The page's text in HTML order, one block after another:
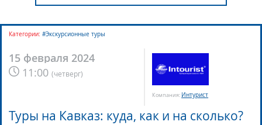
15 февраля 2024
11:00 (четверг)
Компания: Интурист
Категории: #Экскурсионные туры
Туры на Кавказ: куда, как и на сколько?